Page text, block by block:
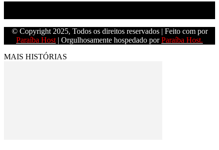
© Copyright 2025, Todos os direitos reservados | Feito com por
Paraíba Host | Orgulhosamente hospedado porParaíba Host.
MAIS HISTÓRIAS